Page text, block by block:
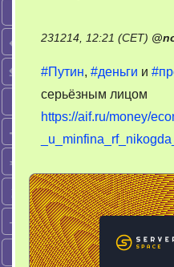
231214, 12:21 (CET) @
#Путин, #деньги и
серьёзным лицом
https://aif.ru/money/